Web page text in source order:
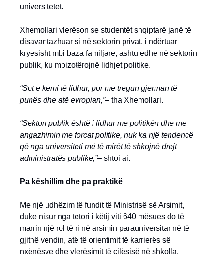
universitetet.
Xhemollari vlerëson se studentët shqiptarë janë të
disavantazhuar si në sektorin privat, i ndërtuar
kryesisht mbi baza familjare, ashtu edhe në sektorin
publik, ku mbizotërojnë lidhjet politike.
“Sot e kemi të lidhur, por me tregun gjerman të
punës dhe atë evropian,”– tha Xhemollari.
“Sektori publik është i lidhur me politikën dhe me
angazhimin me forcat politike, nuk ka një tendencë
që nga universiteti më të mirët të shkojnë drejt
administratës publike,”– shtoi ai.
Pa këshillim dhe pa praktikë
Me një udhëzim të fundit të Ministrisë së Arsimit,
duke nisur nga tetori i këtij viti 640 mësues do të
marrin një rol të ri në arsimin parauniversitar në të
gjithë vendin, atë të orientimit të karrierës së
nxënësve dhe vlerësimit të cilësisë në shkolla.